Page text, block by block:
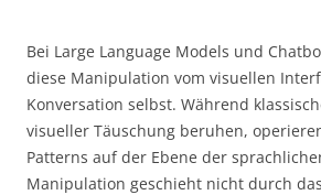
Bei Large Language Models und
diese Manipulation vom visuellen
Konversation selbst. Während
visueller Täuschung beruhen,
Patterns auf der Ebene der
Manipulation geschieht nicht durch